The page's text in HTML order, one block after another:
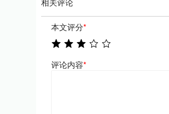
本文评分*
评论内容*